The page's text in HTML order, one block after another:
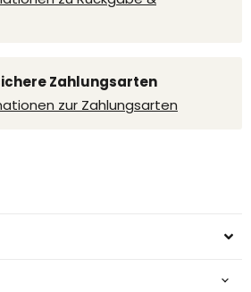
Zahlungsarten
zur Zahlungsarten